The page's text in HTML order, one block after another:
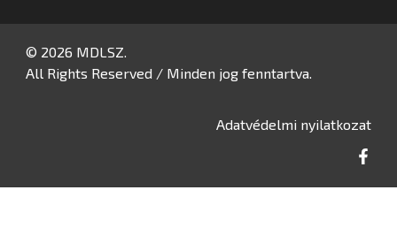
© 2026 MDLSZ.
All Rights Reserved / Minden jog fenntartva.
Adatvédelmi nyilatkozat